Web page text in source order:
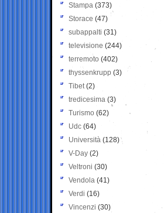
Stampa (373)
Storace (47)
subappalti (31)
televisione(244)
terremoto (402)
thyssenkrupp (3)
Tibet(2)
tredicesima (3)
Turismo (62)
Udc (64)
Università (128)
V-Day (2)
Veltroni (30)
Vendola (41)
Verdi (16)
Vincenzi (30)